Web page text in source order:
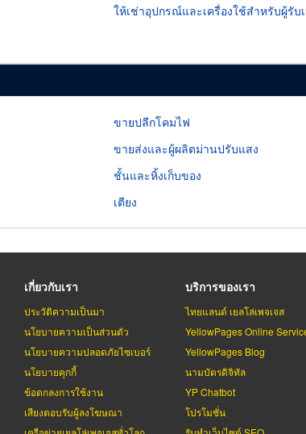
ให้เช่าอุปกรณ์และเครื่องใช้สำหรับผู้รับ
ขายปลีกโคมไฟ
ขายส่งและผู้ผลิตม่านปรับแสง
ชั้นและหิ้งเก็บของ
เตียง
เกี่ยวกับเรา
ประวัติความเป็นมา
นโยบายความเป็นส่วนตัว
นโยบายความปลอดภัยไซเบอร์
นโยบายคุกกี้
ข้อตกลงการใช้งาน
เสียงตอบรับผู้ลงโฆษณา
บริการของเรา
ไทยแลนด์ เยลโล่เพจเจส
YellowPages Online
YellowPages Blog
นามบัตรดิจิทัล
YP Chatbot
โปรโมชั่น